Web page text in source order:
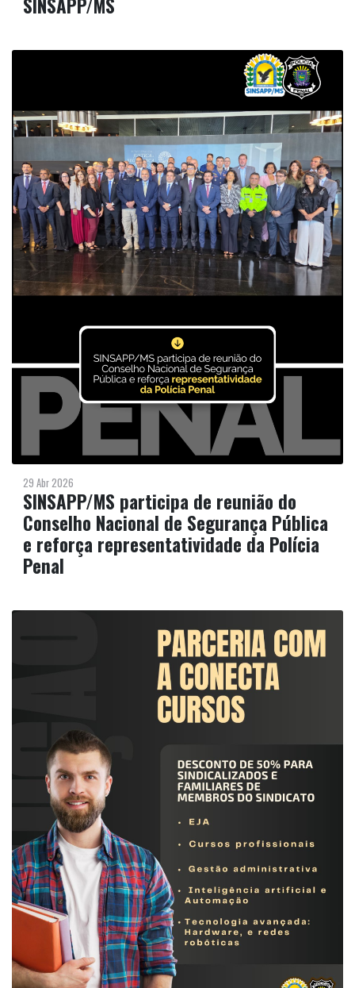
SINSAPP/MS
29 Abr 2026
SINSAPP/MS participa de reunião do
Conselho Nacional de Segurança Pública
e reforça representatividade da Polícia
Penal